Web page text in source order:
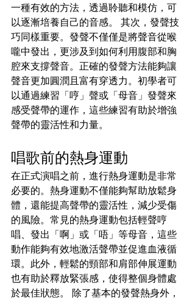
一種有效的方法，透過聆聽和模仿，可
以逐漸培養自己的音感。 其次，發聲技
巧同樣重要。發聲不僅僅是將聲音從喉
嚨中發出，更涉及到如何利用腹部和胸
腔來支撐聲音。正確的發聲方法能夠讓
聲音更加圓潤且富有穿透力。初學者可
以通過練習「哼」聲或「母音」發聲來
感受聲帶的運作，這些練習有助於增強
聲帶的靈活性和力量。
唱歌前的熱身運動
在正式演唱之前，進行熱身運動是非常
必要的。熱身運動不僅能夠幫助放鬆身
體，還能提高聲帶的靈活性，減少受傷
的風險。常見的熱身運動包括輕聲哼
唱、發出「啊」或「唔」等母音，這些
動作能夠有效地激活聲帶並促進血液循
環。此外，輕鬆的頸部和肩部伸展運動
也有助於釋放緊張感，使得整個身體處
於最佳狀態。 除了基本的發聲熱身外，